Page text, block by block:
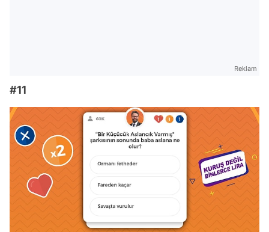
Reklam
#11